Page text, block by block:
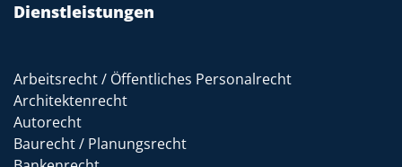
Dienstleistungen
Arbeitsrecht / Öffentliches Personalrecht
Architektenrecht
Autorecht
Baurecht / Planungsrecht